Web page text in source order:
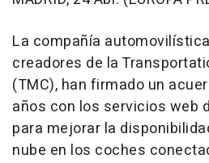
La compañía
creadores de la
(TMC), han firmado un
años con los servicios web
para mejorar la
nube en los coches